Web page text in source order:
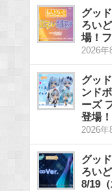
グッ
ろい
場！
2026年
グッ
ンド
ーズ
登場
2026年
グッ
ろい
8/19